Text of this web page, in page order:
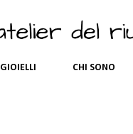
Passa ai contenuti principali
GIOIELLI CHI SONO